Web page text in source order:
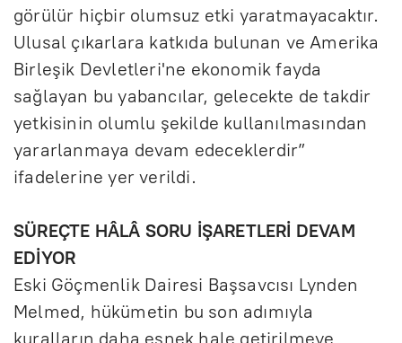
görülür hiçbir olumsuz etki yaratmayacaktır.
Ulusal çıkarlara katkıda bulunan ve Amerika
Birleşik Devletleri'ne ekonomik fayda
sağlayan bu yabancılar, gelecekte de takdir
yetkisinin olumlu şekilde kullanılmasından
yararlanmaya devam edeceklerdir”
ifadelerine yer verildi.
SÜREÇTE HÂLÂ SORU İŞARETLERİ DEVAM
EDİYOR
Eski Göçmenlik Dairesi Başsavcısı Lynden
Melmed, hükümetin bu son adımıyla
kuralların daha esnek hale getirilmeye